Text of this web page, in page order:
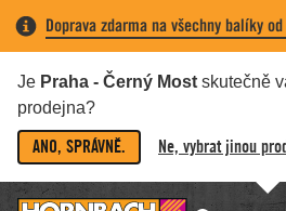
Doprava zdarma na všechny balíky
Je Praha - Černý Most skutečně
prodejna?
ANO, SPRÁVNĚ. Ne, vybrat jinou